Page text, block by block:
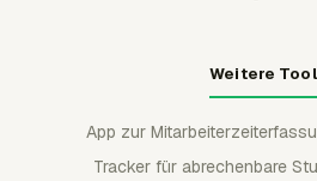
Weitere
App zur
Tracker für abrechenbare